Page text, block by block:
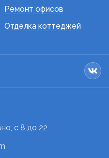
Ремонт офисов
Отделка коттеджей
c 8 до 22